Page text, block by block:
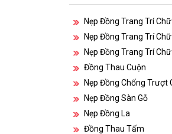
Nẹp Đồng Trang Trí
Nẹp Đồng Trang Trí Chữ
Nẹp Đồng Trang Trí
Đồng Thau Cuộn
Nẹp Đồng Chống Trượt
Nẹp Đồng Sàn Gỗ
Nẹp Đồng La
Đồng Thau Tấm